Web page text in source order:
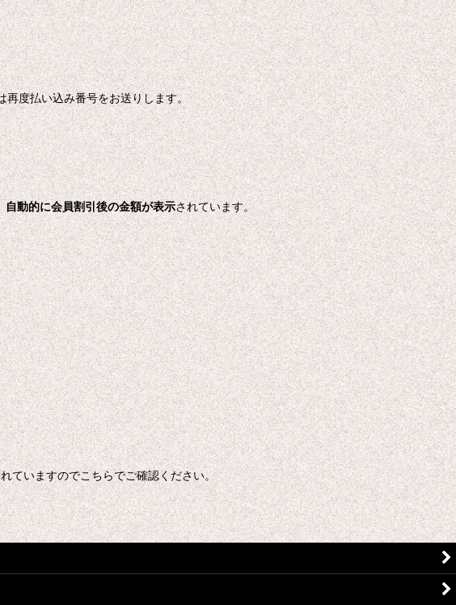
再度払い込み番号をお送りします。
自動的に会員割引後の金額が表示されています。
ていますのでこちらでご確認ください。